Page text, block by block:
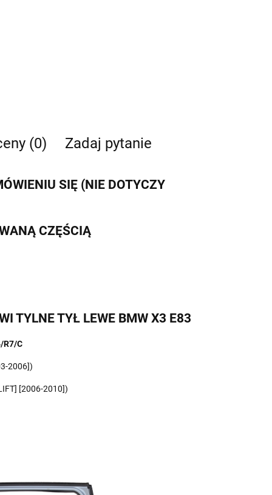
(0) Zadaj pytanie
SIĘ (NIE DOTYCZY
CZĘŚCIĄ
TYLNE TYŁ LEWE BMW X3 E83
R7/C
2006])
[2006-2010])